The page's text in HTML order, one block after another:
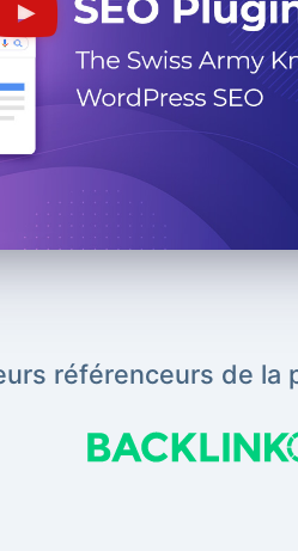
référenceurs de la